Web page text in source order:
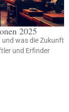
2025
was die Zukunft
und Erfinder